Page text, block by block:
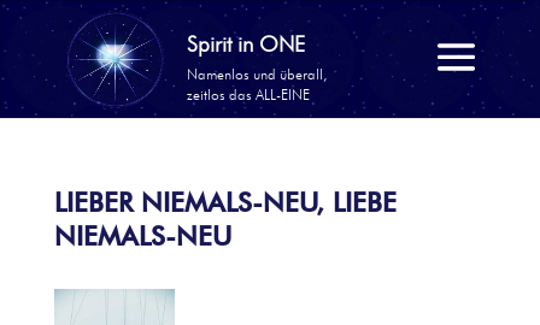
LIEBER NIEMALS-NEU, LIEBE
NIEMALS-NEU